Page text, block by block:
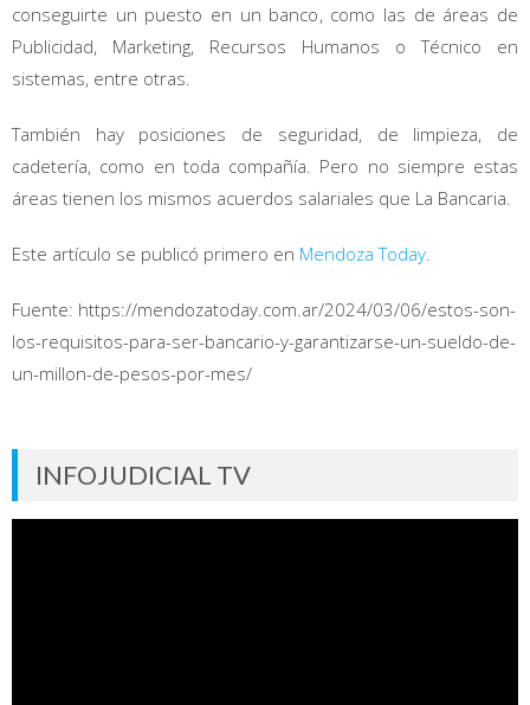
conseguirte un puesto en un banco, como las de áreas de
Publicidad, Marketing, Recursos Humanos o Técnico en
sistemas, entre otras.
También hay posiciones de seguridad, de limpieza, de
cadetería, como en toda compañía. Pero no siempre estas
áreas tienen los mismos acuerdos salariales que La Bancaria.
Este artículo se publicó primero en Mendoza Today
Fuente: https://mendozatoday.com.ar/2024/03/06/estos-son-
los-requisitos-para-ser-bancario-y-garantizarse-un-sueldo-de-
un-millon-de-pesos-por-mes/
INFOJUDICIAL TV